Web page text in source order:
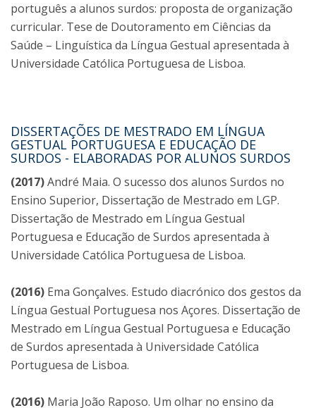
português a alunos surdos: proposta de organização
curricular. Tese de Doutoramento em Ciências da
Saúde – Linguística da Língua Gestual apresentada à
Universidade Católica Portuguesa de Lisboa.
DISSERTAÇÕES DE MESTRADO EM LÍNGUA
GESTUAL PORTUGUESA E EDUCAÇÃO DE
SURDOS - ELABORADAS POR ALUNOS SURDOS
(2017)André Maia. O sucesso dos alunos Surdos no
Ensino Superior, Dissertação de Mestrado em LGP.
Dissertação de Mestrado em Língua Gestual
Portuguesa e Educação de Surdos apresentada à
Universidade Católica Portuguesa de Lisboa.
(2016) Ema Gonçalves. Estudo diacrónico dos gestos da
Língua Gestual Portuguesa nos Açores. Dissertação de
Mestrado em Língua Gestual Portuguesa e Educação
de Surdos apresentada à Universidade Católica
Portuguesa de Lisboa.
(2016) Maria João Raposo. Um olhar no ensino da